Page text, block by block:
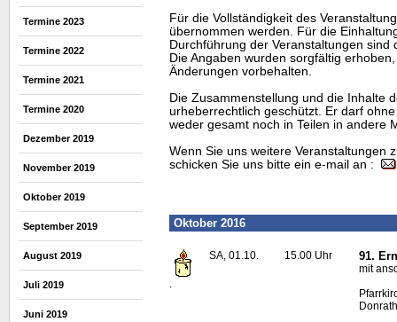
Termine 2023
Termine 2022
Termine 2021
Termine 2020
Dezember 2019
November 2019
Oktober 2019
September 2019
August 2019
Juli 2019
Juni 2019
Für die Vollständigkeit des
übernommen werden. Für die
Durchführung der Veranstaltungen sind
Die Angaben wurden sorgfältig
Änderungen vorbehalten.
Die Zusammenstellung und die Inhalte
urheberrechtlich geschützt. Er darf
weder gesamt noch in Teilen in andere
Wenn Sie uns weitere Veranstaltungen
schicken Sie uns bitte ein e-mail an :
Oktober 2016
SA, 01.10. 15.00 Uhr 91.
mit
Donrath